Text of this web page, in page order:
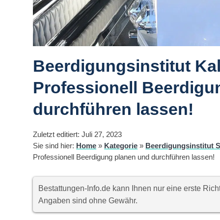
Beerdigungsinstitut
Professionell
durchführen lassen!
Zuletzt editiert: Juli 27, 2023
Sie sind hier: Home » Kategorie » Beerdigungsinstitut
Professionell Beerdigung planen und durchführen lassen!
Bestattungen-Info.de kann Ihnen nur eine erste
Angaben sind ohne Gewähr.